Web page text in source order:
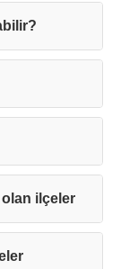
olan ilçeler